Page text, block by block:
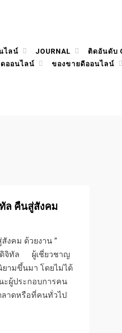
ไลน์ JOURNAL
ติดอันดับ
ดออนไลน์ ของขายดีออนไลน์
ล คืนสู่สังคม
งคม ด้วยงาน ”
ดิจิทัล ผู้เชี่ยวชาญ
ามขึ้นมา โดยไม่ได้
ะผู้ประกอบการคน
าดหรือที่คนทั่วไป